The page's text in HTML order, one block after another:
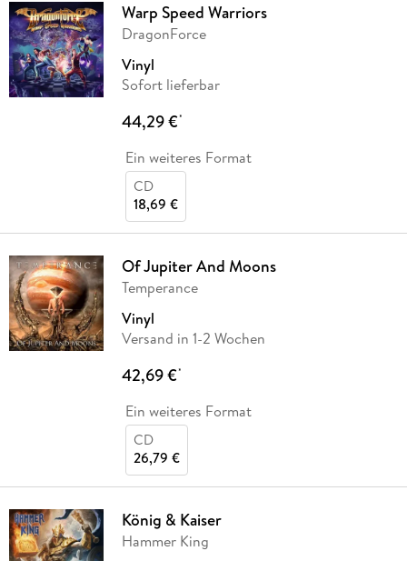
Warp Speed Warriors
DragonForce
Vinyl
Sofort lieferbar
44,29 €*
Ein weiteres Format
CD
18,69 €
Of Jupiter And Moons
Temperance
Vinyl
Versand in 1-2 Wochen
42,69 €*
Ein weiteres Format
CD
26,79 €
König & Kaiser
Hammer King